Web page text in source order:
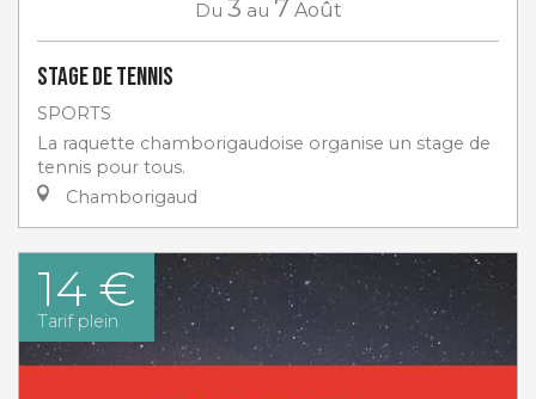
Du 3 au 7 Août
Stage de tennis
SPORTS
La raquette chamborigaudoise organise un stage de
tennis pour tous.
Chamborigaud
14 €
Tarif plein